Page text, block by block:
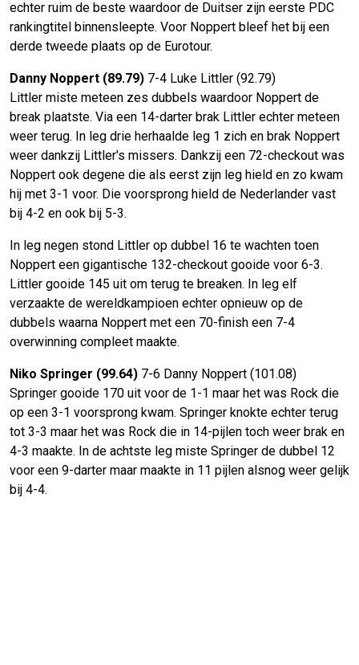
echter ruim de beste waardoor de Duitser zijn eerste PDC
rankingtitel binnensleepte. Voor Noppert bleef het bij een
derde tweede plaats op de Eurotour.
Danny Noppert (89.79) 7-4 Luke Littler (92.79)
Littler miste meteen zes dubbels waardoor Noppert de
break plaatste. Via een 14-darter brak Littler echter meteen
weer terug. In leg drie herhaalde leg 1 zich en brak Noppert
weer dankzij Littler's missers. Dankzij een 72-checkout was
Noppert ook degene die als eerst zijn leg hield en zo kwam
hij met 3-1 voor. Die voorsprong hield de Nederlander vast
bij 4-2 en ook bij 5-3.
In leg negen stond Littler op dubbel 16 te wachten toen
Noppert een gigantische 132-checkout gooide voor 6-3.
Littler gooide 145 uit om terug te breaken. In leg elf
verzaakte de wereldkampioen echter opnieuw op de
dubbels waarna Noppert met een 70-finish een 7-4
overwinning compleet maakte.
Niko Springer (99.64) 7-6 Danny Noppert (101.08)
Springer gooide 170 uit voor de 1-1 maar het was Rock die
op een 3-1 voorsprong kwam. Springer knokte echter terug
tot 3-3 maar het was Rock die in 14-pijlen toch weer brak en
4-3 maakte. In de achtste leg miste Springer de dubbel 12
voor een 9-darter maar maakte in 11 pijlen alsnog weer gelijk
bij 4-4.